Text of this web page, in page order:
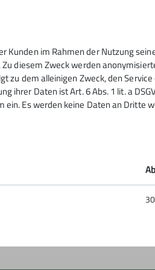
Sektion
74076
Kontakt
im Rahmen der Nutzung
diesem Zweck werden
zu dem alleinigen Zweck, den
ihrer Daten ist Art. 6 Abs. 1 lit. a
Es werden keine Daten an Dritte
30